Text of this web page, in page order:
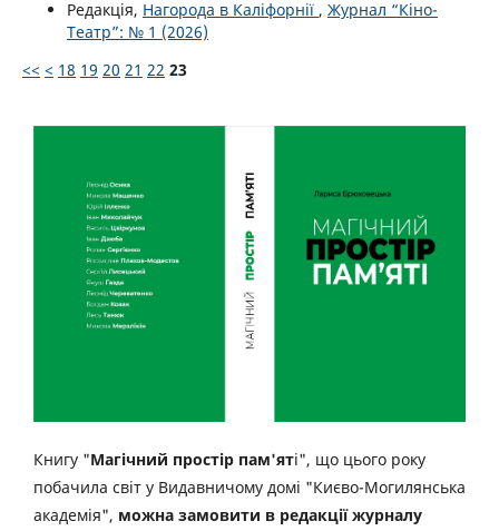
Редакція, Нагорода в Каліфорнії , Журнал “Кіно-
Театр”: № 1 (2026)
<< < 18 19 20 21 22 23
Книгу "Магічний простір пам'яті", що цього року
побачила світ у Видавничому домі "Києво-Могилянська
академія", можна замовити в редакції журналу